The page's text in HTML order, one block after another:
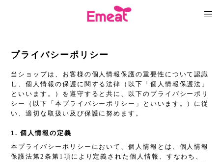
プライバシーポリシー
当ショップは、お客様の個人情報保護の重要性について認識
し、個人情報の保護に関する法律（以下「個人情報保護法」
といいます。）を遵守すると共に、以下のプライバシーポリ
シー（以下「本プライバシーポリシー」といいます。）に従
い、適切な取扱い及び保護に努めます。
1. 個人情報の定義
本プライバシーポリシーにおいて、個人情報とは、個人情報
保護法第2条第1項により定義された個人情報、すなわち、